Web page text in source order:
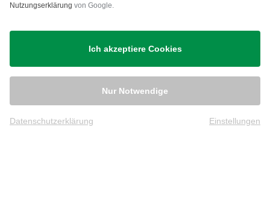
Nutzungserklärung von Google.
Ich akzeptiere Cookies
Nur Notwendige
Datenschutzerklärung Einstellungen